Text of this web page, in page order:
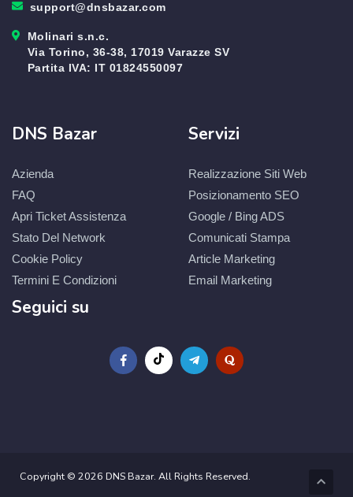
support@dnsbazar.com
Molinari s.n.c.
Via Torino, 36-38, 17019 Varazze SV
Partita IVA: IT 01824550097
DNS Bazar
Azienda
FAQ
Apri Ticket Assistenza
Stato Del Network
Cookie Policy
Termini E Condizioni
Servizi
Realizzazione Siti Web
Posizionamento SEO
Google / Bing ADS
Comunicati Stampa
Article Marketing
Email Marketing
Seguici su
Copyright © 2026 DNS Bazar. All Rights Reserved.